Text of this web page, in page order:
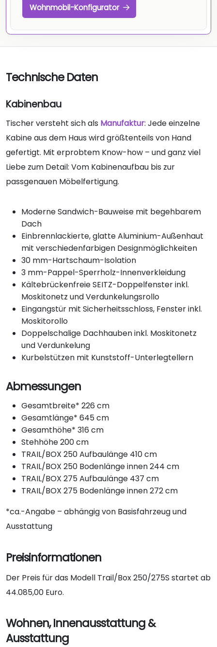
Wohnmobil-Konfigurator
Technische Daten
Kabinenbau
Tischer versteht sich als Manufaktur: Jede einzelne
Kabine aus dem Haus wird größtenteils von Hand
gefertigt. Mit erprobtem Know-how – und ganz viel
Liebe zum Detail: Vom Kabinenaufbau bis zur
passgenauen Möbelfertigung.
Moderne Sandwich-Bauweise mit begehbarem
Dach
Einbrennlackierte, glatte Aluminium-Außenhaut
mit verschiedenfarbigen Designmöglichkeiten
30 mm-Hartschaum-Isolation
3 mm-Pappel-Sperrholz-Innenverkleidung
Kältebrückenfreie SEITZ-Doppelfenster inkl.
Moskitonetz und Verdunkelungsrollo
Eingangstür mit Sicherheitsschloss, Fenster inkl.
Moskitorollo
Doppelschalige Dachhauben inkl. Moskitonetz
und Verdunkelung
Kurbelstützen mit Kunststoff-Unterlegtellern
Abmessungen
Gesamtbreite* 226 cm
Gesamtlänge* 645 cm
Gesamthöhe* 316 cm
Stehhöhe 200 cm
TRAIL/BOX 250 Aufbaulänge 410 cm
TRAIL/BOX 250 Bodenlänge innen 244 cm
TRAIL/BOX 275 Aufbaulänge 437 cm
TRAIL/BOX 275 Bodenlänge innen 272 cm
*ca.-Angabe – abhängig von Basisfahrzeug und
Ausstattung
Preisinformationen
Der Preis für das Modell Trail/Box 250/275S startet ab
44.085,00 Euro.
Wohnen, Innenausstattung &
Ausstattung